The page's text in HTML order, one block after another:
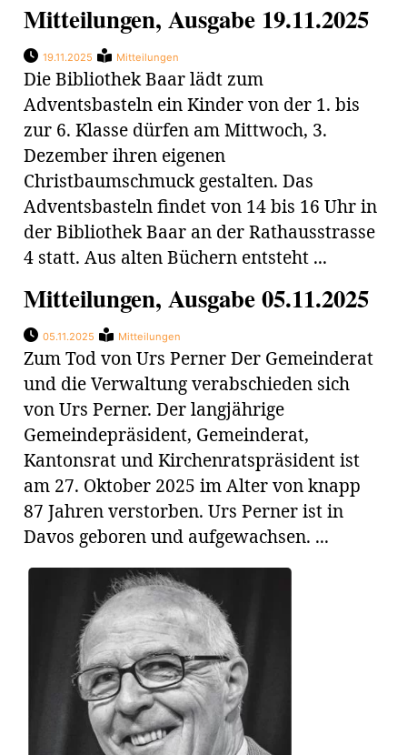
Mitteilungen, Ausgabe 19.11.2025
19.11.2025 Mitteilungen
Die Bibliothek Baar lädt zum
Adventsbasteln ein Kinder von der 1. bis
zur 6. Klasse dürfen am Mittwoch, 3.
Dezember ihren eigenen
Christbaumschmuck gestalten. Das
Adventsbasteln findet von 14 bis 16 Uhr in
der Bibliothek Baar an der Rathausstrasse
4 statt. Aus alten Büchern entsteht ...
Mitteilungen, Ausgabe 05.11.2025
05.11.2025 Mitteilungen
Zum Tod von Urs Perner Der Gemeinderat
und die Verwaltung verabschieden sich
von Urs Perner. Der langjährige
Gemeindepräsident, Gemeinderat,
Kantonsrat und Kirchenratspräsident ist
am 27. Oktober 2025 im Alter von knapp
87 Jahren verstorben. Urs Perner ist in
Davos geboren und aufgewachsen. ...